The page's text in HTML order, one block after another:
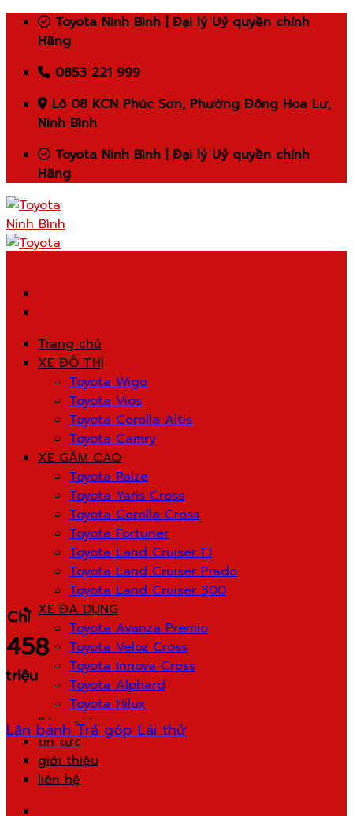
Skip
Toyota Ninh Bình | Đại lý Uỷ quyền chính
Hãng
0853 221 999
Lô 08 KCN Phúc Sơn, Phường Đông Hoa Lư,
Ninh Bình
Toyota Ninh Bình | Đại lý Uỷ quyền chính
Hãng
Trang chủ
XE ĐÔ THỊ
Toyota Wigo
Toyota Vios
Toyota Corolla Altis
Toyota Camry
XE GẦM CAO
Toyota Raize
Toyota Yaris Cross
Toyota Corolla Cross
Toyota Fortuner
Toyota Land Cruiser FJ
Toyota Land Cruiser Prado
Toyota Land Cruiser 300
XE ĐA DỤNG
Toyota Avanza Premio
Toyota Veloz Cross
Toyota Innova Cross
Toyota Alphard
Toyota Hilux
Bảng giá
tin tức
giới thiệu
liên hệ
Chỉ
458
triệu
Lăn bánh Trả góp Lái thử